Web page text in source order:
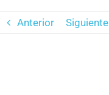
Anterior Siguiente